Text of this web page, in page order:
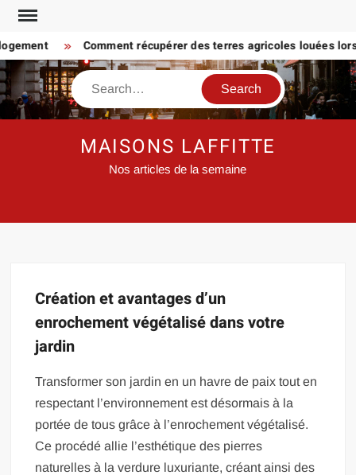
Skip
content
Comment récupérer des terres agricoles louées
Search
MAISONS LAFFITTE
Nos articles de la semaine
Création et avantages d’un
enrochement végétalisé dans votre
jardin
Transformer son jardin en un havre de paix tout en
respectant l’environnement est désormais à la
portée de tous grâce à l’enrochement végétalisé.
Ce procédé allie l’esthétique des pierres
naturelles à la verdure luxuriante, créant ainsi des